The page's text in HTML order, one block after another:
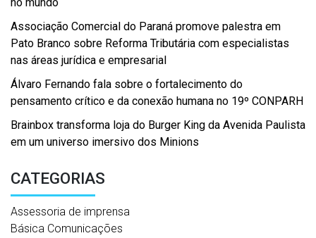
Associação Comercial do Paraná promove palestra em
Pato Branco sobre Reforma Tributária com especialistas
nas áreas jurídica e empresarial
Álvaro Fernando fala sobre o fortalecimento do
pensamento crítico e da conexão humana no 19º CONPARH
Brainbox transforma loja do Burger King da Avenida Paulista
em um universo imersivo dos Minions
CATEGORIAS
Assessoria de imprensa
Básica Comunicações